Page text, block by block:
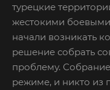
турецкие
жестокими
начали возникать
решение собрать
проблему.
режиме, и никто из